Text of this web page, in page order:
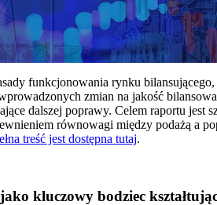
funkcjonowania rynku
zmian na jakość
dalszej poprawy. Celem raportu
równowagi między podażą a
treść jest dostępna tutaj.
kluczowy bodziec